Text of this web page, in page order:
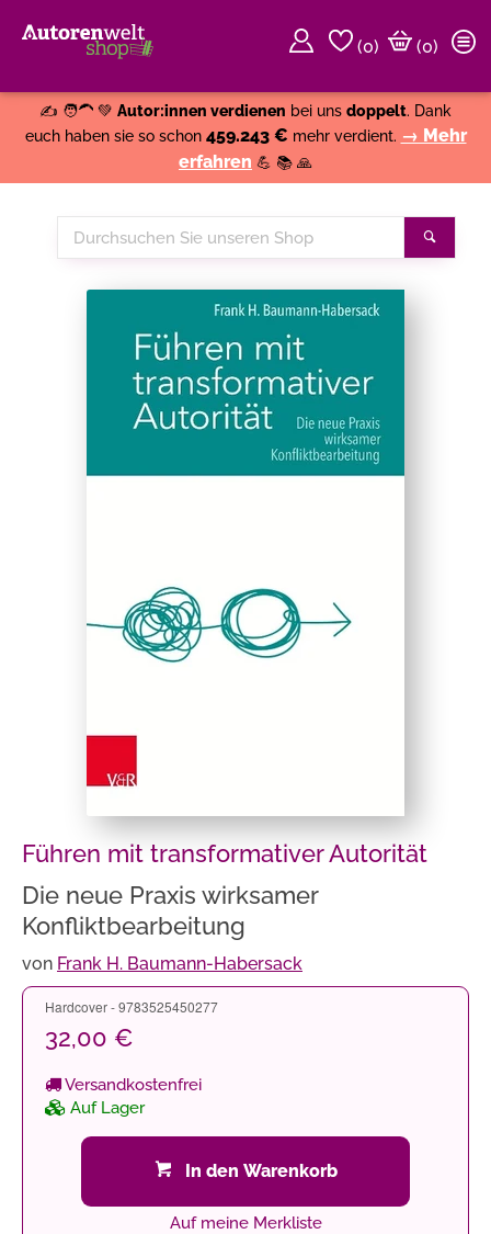
(0)
(0)
✍️ 🧑‍🦱 💚 Autor:innen verdienen bei uns doppelt. Dank
euch haben sie so schon 459.243 € mehr verdient. → Mehr
erfahren 💪 📚 🙏
Durchsuchen
Sie
Führen mit transformativer Autorität
Die neue Praxis wirksamer
Konfliktbearbeitung
von Frank H. Baumann-Habersack
Hardcover - 9783525450277
32,00 €
Versandkostenfrei
Auf Lager
In den Warenkorb
Auf meine Merkliste